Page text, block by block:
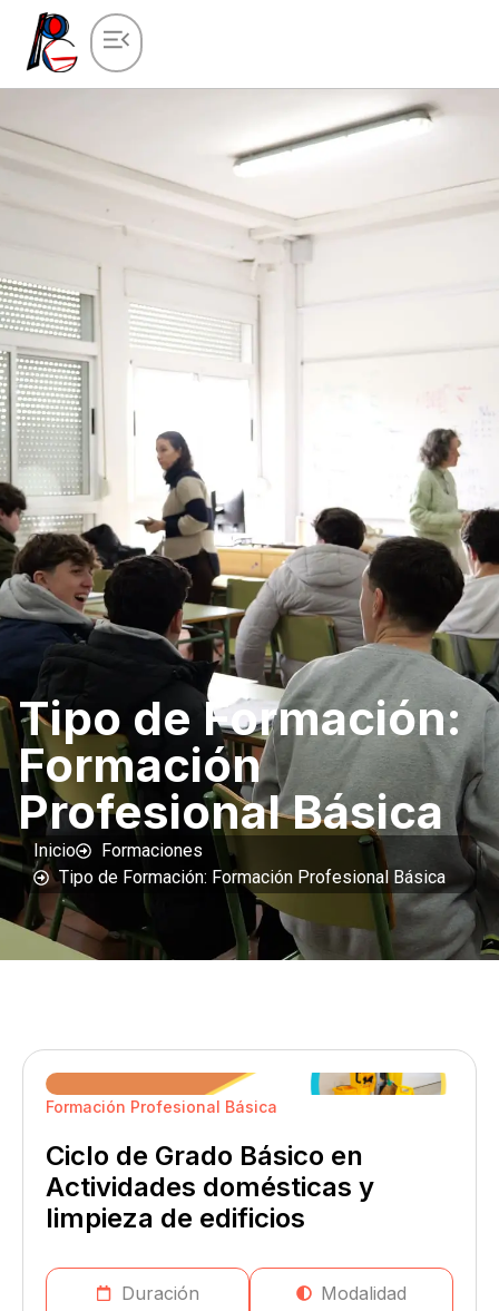
Tipo de Formación:
Formación
Profesional Básica
Inicio
Formaciones
Tipo de Formación: Formación Profesional Básica
Formación Profesional Básica
Ciclo de Grado Básico en
Actividades domésticas y
limpieza de edificios
Duración Modalidad